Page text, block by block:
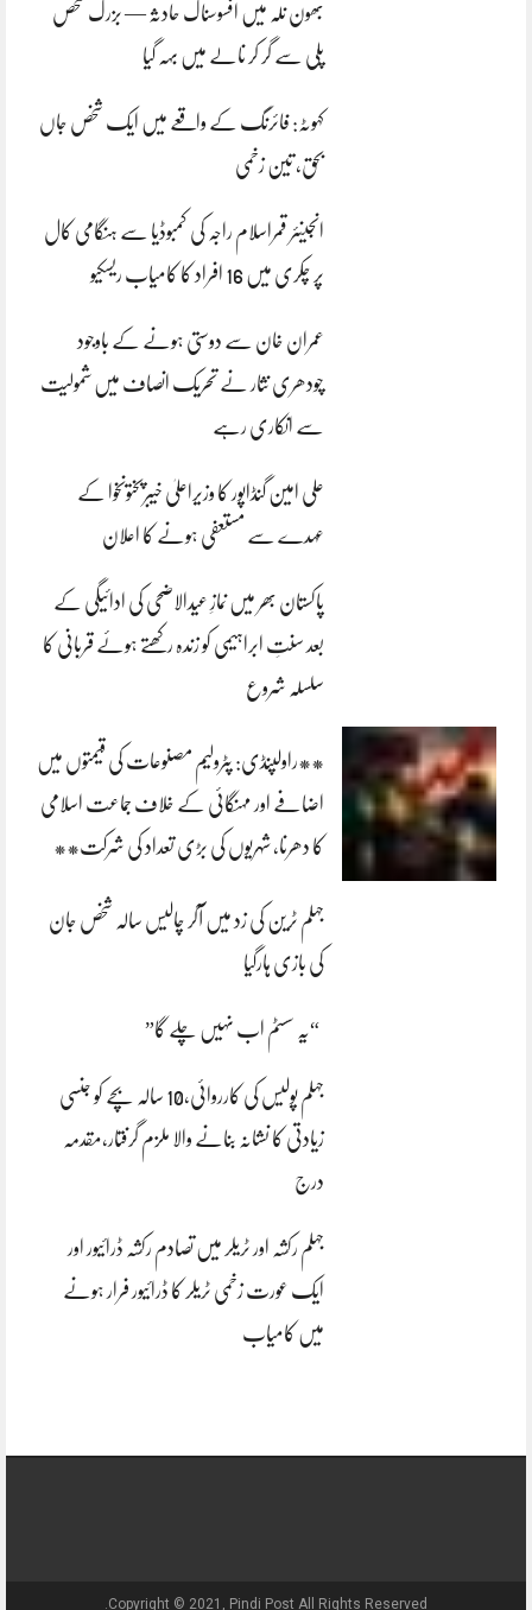
بھون نلہ میں افسوسناک حادثہ — بزرگ شخص
پلی سے گر کر نالے میں بہہ گیا
کہوٹہ: فائرنگ کے واقعے میں ایک شخص جاں
بحق، تین زخمی
انجینئر قمراسلام راجہ کی کمبوڈیا سے ہنگامی کال
پر چکری میں 16 افراد کا کامیاب ریسکیو
عمران خان سے دوستی ہونے کے باوجود
چودھری نثار نے تحریک انصاف میں شمولیت
سے انکاری رہے
علی امین گنڈاپور کا وزیراعلیٰ خیبرپختونخوا کے
عہدے سے مستعفی ہونے کا اعلان
پاکستان بھر میں نمازِ عیدالاضحی کی ادائیگی کے
بعد سنتِ ابراہیمی کو زندہ رکھتے ہوئے قربانی کا
سلسلہ شروع
**راولپنڈی: پٹرولیم مصنوعات کی قیمتوں میں
اضافے اور مہنگائی کے خلاف جماعت اسلامی
کا دھرنا، شہریوں کی بڑی تعداد کی شرکت**
جہلم ٹرین کی زد میں آکر چالیس سالہ شخص جان
کی بازی ہارگیا
“یہ سسٹم اب نہیں چلے گا”
جہلم پولیس کی کارروائی،10 سالہ بچے کو جنسی
زیادتی کا نشانہ بنانے والا ملزم گرفتار،مقدمہ
درج
جہلم رکشہ اور ٹریلر میں تصادم رکشہ ڈرائیور اور
ایک عورت زخمی ٹریلر کا ڈرائیور فرار ہونے
میں کامیاب
Copyright © 2021, Pindi Post All Rights Reserved.